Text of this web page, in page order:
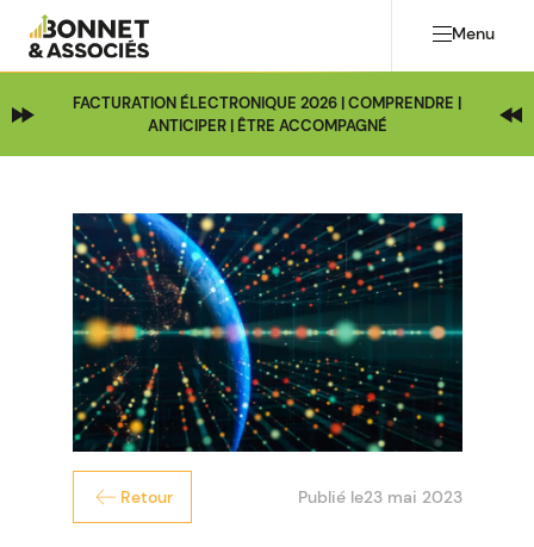
Menu
FACTURATION ÉLECTRONIQUE 2026 | COMPRENDRE |
ANTICIPER | ÊTRE ACCOMPAGNÉ
Retour Publié le23 mai 2023